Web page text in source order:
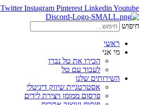
Twitter Instagram Pinterest Linkedin Youtube
חיפוש
ראשי
מי אני
הכירו את טל נברו
לעבוד עם טל
השירותים שלנו
אסטרטגיית שיווק דיגיטלי
פרסום ממומן ויצירת לידים